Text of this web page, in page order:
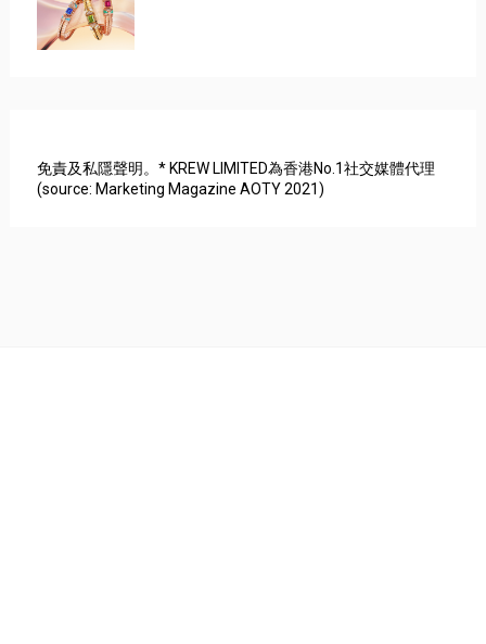
免責及私隱聲明。* KREW LIMITED為香港No.1社交媒體代理
(source: Marketing Magazine AOTY 2021)